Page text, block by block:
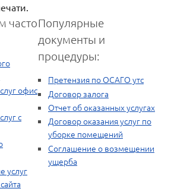
часто
офис
с
услуг
Популярные
документы и
процедуры:
Претензия по ОСАГО утс
Договор залога
Отчет об оказанных услугах
Договор оказания услуг по
уборке помещений
Соглашение о возмещении
ущерба